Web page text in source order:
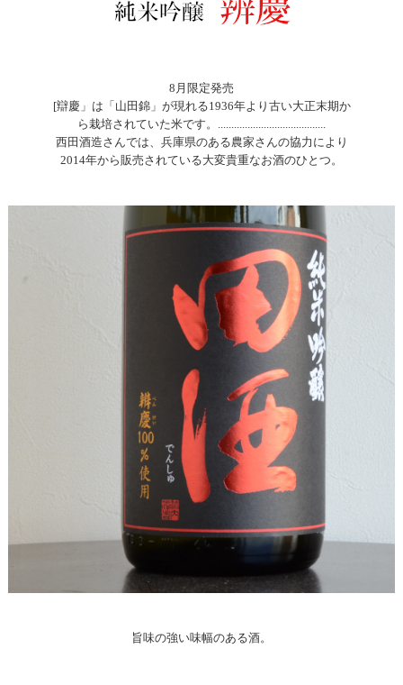
8月限定発売
[辯慶」は「山田錦」が現れる1936年より古い大正末期か
ら栽培されていた米です。........................................
西田酒造さんでは、兵庫県のある農家さんの協力により
2014年から販売されている大変貴重なお酒のひとつ。
旨味の強い味幅のある酒。